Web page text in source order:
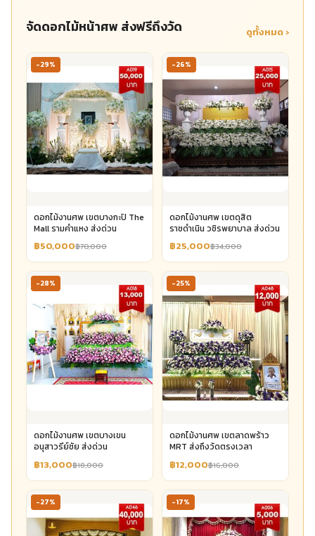
จัดดอกไม้หน้าศพ ส่งฟรีถึงวัด ดูทั้งหมด ›
-29%
ดอกไม้งานศพ เขตบางกะปิ The
Mall รามคำแหง ส่งด่วน
฿50,000฿70,000
-26%
ดอกไม้งานศพ เขตดุสิต
ราชดำเนิน วชิรพยาบาล ส่งด่วน
฿25,000฿34,000
-28%
ดอกไม้งานศพ เขตบางเขน
อนุสาวรีย์ชัย ส่งด่วน
฿13,000฿18,000
-25%
ดอกไม้งานศพ เขตลาดพร้าว
MRT ส่งถึงวัดตรงเวลา
฿12,000฿16,000
-27% -17%